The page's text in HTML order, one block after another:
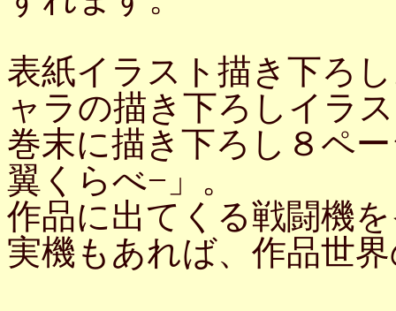
表紙イラスト描き下ろ
ャラの描き下ろしイラ
巻末に描き下ろし８ペ
翼くらべ−」。
作品に出てくる戦闘機
実機もあれば、作品世